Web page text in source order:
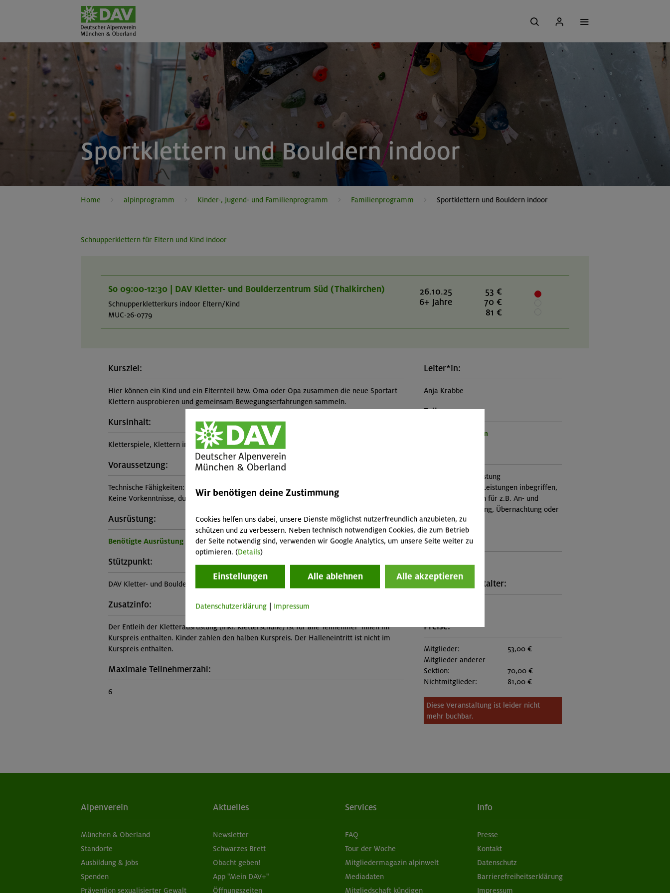
Sportklettern und Bouldern indoor
Home alpinprogramm Kinder-, Jugend- und Familienprogramm Familienprogramm Sportklettern und Bouldern indoor
Schnupperklettern für Eltern und Kind indoor
So 09:00-12:30 | DAV Kletter- und Boulderzentrum Süd (Thalkirchen)
Schnupperkletterkurs indoor Eltern/Kind
MUC-26-0779
26.10.25
6+ Jahre
53 €
70 €
81 €
Kursziel:
Hier können ein Kind und ein Elternteil bzw. Oma oder Opa zusammen die neue Sportart
Klettern ausprobieren und gemeinsam Bewegungserfahrungen sammeln.
Kursinhalt:
Kletterspiele, Klettern im Toprope
Voraussetzung:
Technische Fähigkeiten:
Keine Vorkenntnisse, durchschnittliche Sportlichkeit, Freude an Bewegung
Ausrüstung:
Benötigte Ausrüstung für diese Veranstaltung
Stützpunkt:
DAV Kletter- und Boulderzentrum Süd (Thalkirchen)
Zusatzinfo:
Der Entleih der Kletterausrüstung (inkl. Kletterschuhe) ist für alle Teilnehmer*innen im
Kurspreis enthalten. Kinder zahlen den halben Kurspreis. Der Halleneintritt ist nicht im
Kurspreis enthalten.
Maximale Teilnehmerzahl:
6
Leiter*in:
Anja Krabbe
Teilprogramm:
Familienprogramm
Kursleitung, Ausrüstung
(Falls nicht in den Leistungen inbegriffen,
fallen Zusatzkosten für z.B. An- und
Abreise, Verpflegung, Übernachtung oder
Skipass an.)
Buchungscode:
MUC-26-0779
Kontakt Veranstalter:
Preise:
Mitglieder:
53,00 €
Mitglieder anderer
Sektion:
70,00 €
Nichtmitglieder:
81,00 €
Diese Veranstaltung ist leider nicht
mehr buchbar.
Alpenverein
München & Oberland
Standorte
Ausbildung & Jobs
Spenden
Prävention sexualisierter Gewalt
Aktuelles
Newsletter
Schwarzes Brett
Obacht geben!
App "Mein DAV+"
Öffnungszeiten
Services
FAQ
Tour der Woche
Mitgliedermagazin alpinwelt
Mediadaten
Mitgliedschaft kündigen
Info
Presse
Kontakt
Datenschutz
Barrierefreiheitserklärung
Impressum
Wir benötigen deine Zustimmung
Cookies helfen uns dabei, unsere Dienste möglichst nutzerfreundlich anzubieten, zu
schützen und zu verbessern. Neben technisch notwendigen Cookies, die zum Betrieb
der Seite notwendig sind, verwenden wir Google Analytics, um unsere Seite weiter zu
optimieren. (Details)
Einstellungen Alle ablehnen Alle akzeptieren
Datenschutzerklärung Impressum